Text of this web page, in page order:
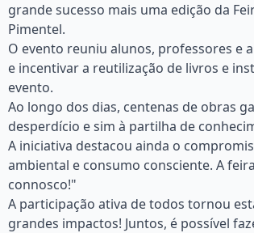
grande sucesso mais uma edição da
Pimentel.
O evento reuniu alunos, professores e
e incentivar a reutilização de livros e
evento.
Ao longo dos dias, centenas de obras
desperdício e sim à partilha de
A iniciativa destacou ainda o
ambiental e consumo consciente. A
connosco!"
A participação ativa de todos tornou
grandes impactos! Juntos, é possível